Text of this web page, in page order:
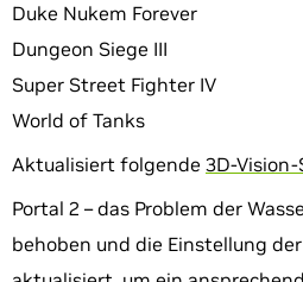
Duke Nukem Forever
Dungeon Siege III
Super Street Fighter IV
World of Tanks
Aktualisiert folgende 3D-
Portal 2 – das Problem der
behoben und die Einstellung